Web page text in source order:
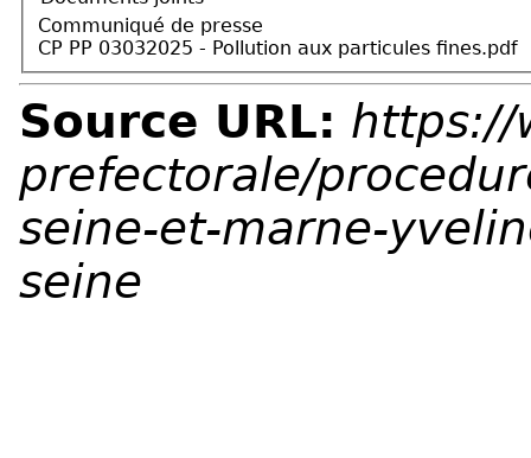
Communiqué de presse
CP PP 03032025 - Pollution aux particules fines.pdf
Source URL: https://
prefectorale/
seine-et-marne-
seine